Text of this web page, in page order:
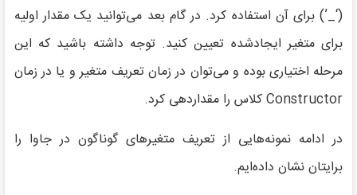
(‘_’) برای آن استفاده کرد. در گام بعد می‌توانید یک مقدار اولیه
برای متغیر ایجادشده تعیین کنید. توجه داشته باشید که این
مرحله اختیاری بوده و می‌توان در زمان تعریف متغیر و یا در زمان
Constructor کلاس را مقداردهی کرد.
در ادامه نمونه‌هایی از تعریف متغیرهای گوناگون در جاوا را
برایتان نشان داده‌ایم.